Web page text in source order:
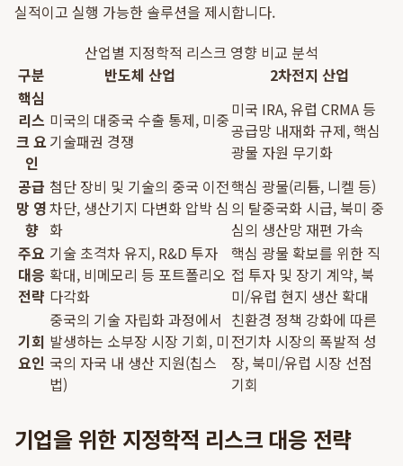
실적이고 실행 가능한 솔루션을 제시합니다.
산업별 지정학적 리스크 영향 비교 분석
구분
반도체 산업
2차전지 산업
핵심
리스
크 요
인
미국의 대중국 수출 통제, 미중
기술패권 경쟁
미국 IRA, 유럽 CRMA 등
공급망 내재화 규제, 핵심
광물 자원 무기화
공급
망 영
향
첨단 장비 및 기술의 중국 이전
차단, 생산기지 다변화 압박 심
화
핵심 광물(리튬, 니켈 등)
의 탈중국화 시급, 북미 중
심의 생산망 재편 가속
주요
대응
전략
기술 초격차 유지, R&D 투자
확대, 비메모리 등 포트폴리오
다각화
핵심 광물 확보를 위한 직
접 투자 및 장기 계약, 북
미/유럽 현지 생산 확대
기회
요인
중국의 기술 자립화 과정에서
발생하는 소부장 시장 기회, 미
국의 자국 내 생산 지원(칩스
법)
친환경 정책 강화에 따른
전기차 시장의 폭발적 성
장, 북미/유럽 시장 선점
기회
기업을 위한 지정학적 리스크 대응 전략